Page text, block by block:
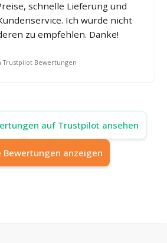
schnelle Lieferung und
Ich würde nicht
zu empfehlen. Danke!
Trustpilot Bewertungen
auf Trustpilot ansehen
Bewertungen anzeigen